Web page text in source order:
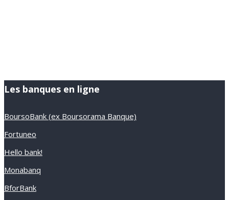
Les banques en ligne
BoursoBank (ex Boursorama Banque)
Fortuneo
Hello bank!
Monabanq
BforBank